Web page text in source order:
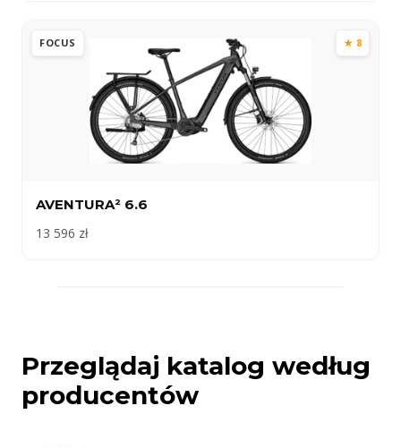
FOCUS ★ 8
AVENTURA² 6.6
13 596 zł
Przeglądaj katalog według
producentów